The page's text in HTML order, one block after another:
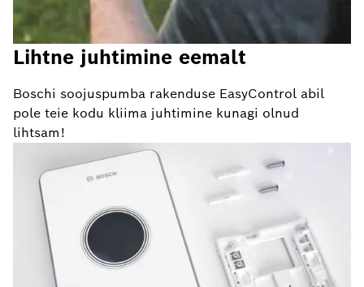
Lihtne juhtimine eemalt
Boschi soojuspumba rakenduse EasyControl abil
pole teie kodu kliima juhtimine kunagi olnud
lihtsam!